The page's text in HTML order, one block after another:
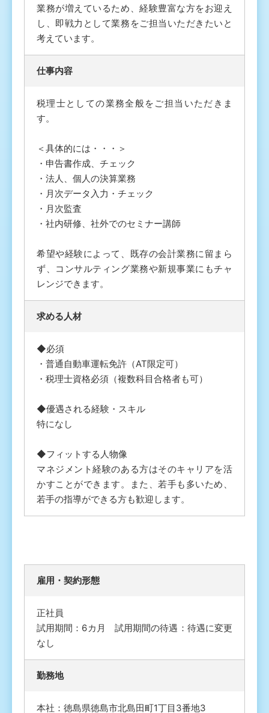
業務が増えているため、経験豊富な方をお迎え
し、即戦力として業務をご担当いただきたいと
考えています。
仕事内容
税理士としての業務全般をご担当いただきま
す。
＜具体的には・・・＞
・申告書作成、チェック
・法人、個人の決算業務
・月次データ入力・チェック
・月次監査
・社内研修、社外でのセミナー講師
希望や経験によって、既存の会計業務に留まら
ず、コンサルティング業務や新規事業にもチャ
レンジできます。
求める人材
◆必須
・普通自動車運転免許（AT限定可）
・税理士資格必須（複数科目合格者も可）
◆優遇される経験・スキル
特になし
◆フィットする人物像
マネジメント経験のある方はそのキャリアを活
かすことができます。また、若手も多いため、
若手の指導ができる方も歓迎します。
雇⽤・契約形態
正社員
試用期間：6カ月 試用期間の待遇：待遇に変更
なし
勤務地
本社：徳島県徳島市北島田町1丁目3番地3